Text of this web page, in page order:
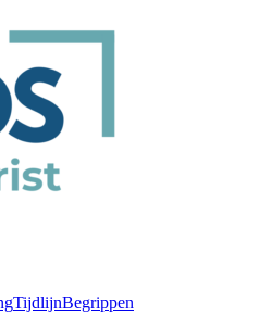
TijdlijnBegrippen